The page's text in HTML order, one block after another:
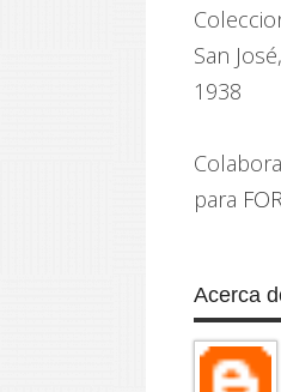
San
1938
para
Acerca